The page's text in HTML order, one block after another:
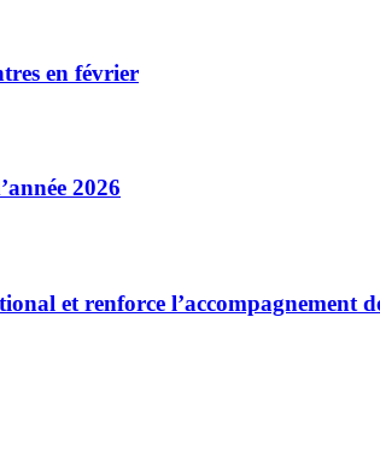
en février
2026
et renforce l’accompagnement